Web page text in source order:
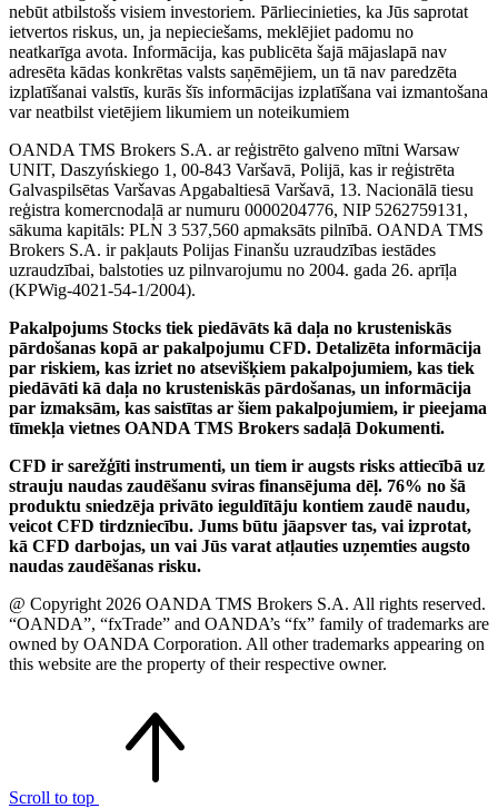
nebūt atbilstošs visiem investoriem. Pārliecinieties, ka Jūs saprotat
ietvertos riskus, un, ja nepieciešams, meklējiet padomu no
neatkarīga avota. Informācija, kas publicēta šajā mājaslapā nav
adresēta kādas konkrētas valsts saņēmējiem, un tā nav paredzēta
izplatīšanai valstīs, kurās šīs informācijas izplatīšana vai izmantošana
var neatbilst vietējiem likumiem un noteikumiem
OANDA TMS Brokers S.A. ar reģistrēto galveno mītni Warsaw
UNIT, Daszyńskiego 1, 00-843 Varšavā, Polijā, kas ir reģistrēta
Galvaspilsētas Varšavas Apgabaltiesā Varšavā, 13. Nacionālā tiesu
reģistra komercnodaļā ar numuru 0000204776, NIP 5262759131,
sākuma kapitāls: PLN 3 537,560 apmaksāts pilnībā. OANDA TMS
Brokers S.A. ir pakļauts Polijas Finanšu uzraudzības iestādes
uzraudzībai, balstoties uz pilnvarojumu no 2004. gada 26. aprīļa
(KPWig-4021-54-1/2004).
Pakalpojums Stocks tiek piedāvāts kā daļa no krusteniskās
pārdošanas kopā ar pakalpojumu CFD. Detalizēta informācija
par riskiem, kas izriet no atsevišķiem pakalpojumiem, kas tiek
piedāvāti kā daļa no krusteniskās pārdošanas, un informācija
par izmaksām, kas saistītas ar šiem pakalpojumiem, ir pieejama
tīmekļa vietnes OANDA TMS Brokers sadaļā Dokumenti.
CFD ir sarežģīti instrumenti, un tiem ir augsts risks attiecībā uz
strauju naudas zaudēšanu sviras finansējuma dēļ. 76% no šā
produktu sniedzēja privāto ieguldītāju kontiem zaudē naudu,
veicot CFD tirdzniecību. Jums būtu jāapsver tas, vai izprotat,
kā CFD darbojas, un vai Jūs varat atļauties uzņemties augsto
naudas zaudēšanas risku.
@ Copyright 2026 OANDA TMS Brokers S.A. All rights reserved.
“OANDA”, “fxTrade” and OANDA’s “fx” family of trademarks are
owned by OANDA Corporation. All other trademarks appearing on
this website are the property of their respective owner.
Scroll to top